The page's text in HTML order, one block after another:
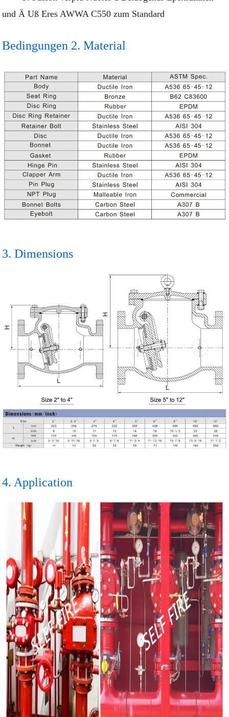
und Ä Uß Eres AWWA C550 zum Standard
Bedingungen 2. Material
3. Dimensions
4. Application